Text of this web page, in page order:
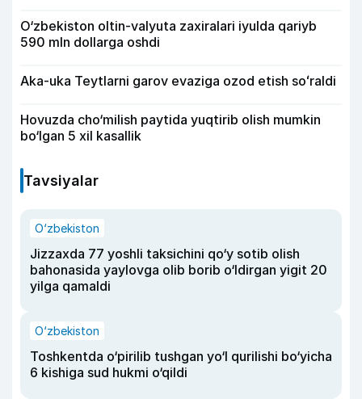
O‘zbekiston oltin-valyuta zaxiralari iyulda qariyb
590 mln dollarga oshdi
Aka-uka Teytlarni garov evaziga ozod etish soʻraldi
Hovuzda cho‘milish paytida yuqtirib olish mumkin
bo‘lgan 5 xil kasallik
Tavsiyalar
O‘zbekiston
Jizzaxda 77 yoshli taksichini qo‘y sotib olish
bahonasida yaylovga olib borib o‘ldirgan yigit 20
yilga qamaldi
O‘zbekiston
Toshkentda o‘pirilib tushgan yo‘l qurilishi bo‘yicha
6 kishiga sud hukmi o‘qildi